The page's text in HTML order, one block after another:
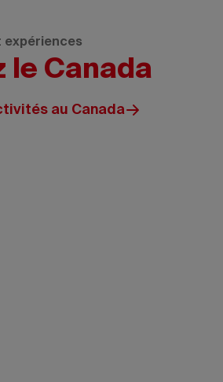
expériences
le Canada
au Canada